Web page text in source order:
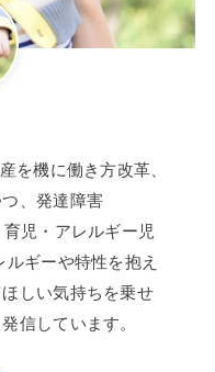
を機に働き方改革、
、発達障害
育児・アレルギー児
ギーや特性を抱え
しい気持ちを乗せ
信しています。